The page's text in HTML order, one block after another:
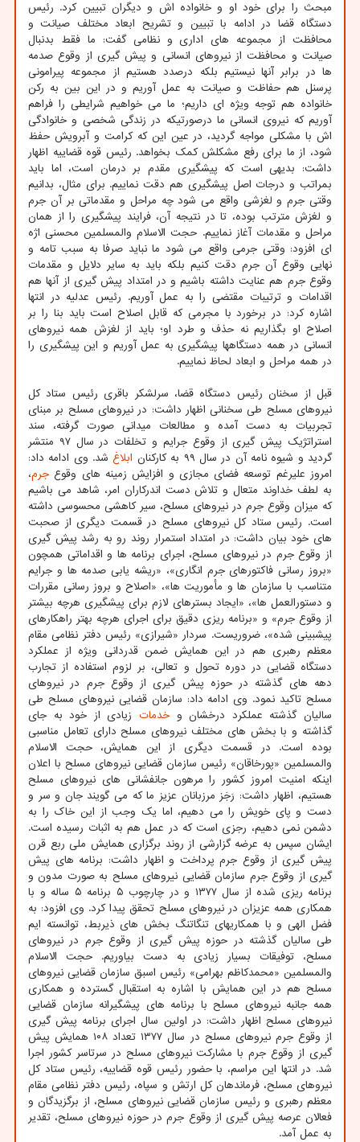
مبحث را برای خود او و خانواده اش و دیگران تبیین کرد. رئیس
دستگاه قضا در ادامه با تبیین و تشریح ابعاد مختلف صیانت و
محافظت از مجموعه های اداری و نظامی گفت: ما فقط بدنبال
صیانت و محافظت از نیروهای انسانی و پیش گیری از وقوع صدمه
ها در برابر آنها نیستیم بلکه درصدد هستیم از مجموعه پیرامونی
پرسنل هم حفاظت و صیانت به عمل آوریم و در این بین به رکن
خانواده هم توجه ویژه ای داریم؛ ما می خواهیم شرایطی را فراهم
آوریم که نیروی انسانی ما درصورتیکه در زندگی شخصی و خانوادگی
اش با مشکلی مواجه گردید، در عین این که کرامت و آبرویش حفظ
شود، از ما برای رفع مشکلش کمک بخواهد. رئیس قوه قضاییه اظهار
داشت: بدیهی است که پیشگیری مقدم بر درمان است، اما باید
بمراتب و درجات اصل پیشگیری هم دقت نماییم. برای مثال، بدانیم
وقتی جرم و لغزشی واقع می شود چه مراحل و مقدماتی بر آن جرم
و لغزش مترتب بوده، تا در نتیجه آن، فرایند پیشگیری را از همان
مراحل و مقدمات آغاز نماییم. حجت الاسلام والمسلمین محسنی اژه
ای افزود: وقتی جرمی واقع می شود ما نباید صرفا به سبب تامه و
نهایی وقوع آن جرم دقت کنیم بلکه باید به سایر دلایل و مقدمات
وقوع جرم هم عنایت داشته باشیم و در امتداد پیش گیری از آنها هم
اقدامات و ترتیبات مقتضی را به عمل آوریم. رئیس عدلیه در انتها
اشاره کرد: در برخورد با مجرمی که قابل اصلاح است باید بنا را بر
اصلاح او بگذاریم نه حذف و طرد او؛ باید از لغزش همه نیروهای
انسانی در همه دستگاهها پیشگیری به عمل آوریم و این پیشگیری را
در همه مراحل و ابعاد لحاظ نماییم.
قبل از سخنان رئیس دستگاه قضا، سرلشکر باقری رئیس ستاد کل
نیروهای مسلح طی سخنانی اظهار داشت: در نیروهای مسلح بر مبنای
تجربیات به دست آمده و مطالعات میدانی صورت گرفته، سند
استراتژیک پیش گیری از وقوع جرایم و تخلفات در سال ۹۷ منتشر
گردید و شیوه نامه آن در سال ۹۹ به کارکنان
ابلاغشد. وی ادامه داد:
امروز علیرغم توسعه فضای مجازی و افزایش زمینه های وقوع جرم،
به لطف خداوند متعال و تلاش دست اندرکاران امر، شاهد می باشیم
که میزان وقوع جرم در نیروهای مسلح، سیر کاهشی محسوسی داشته
است. رئیس ستاد کل نیروهای مسلح در قسمت دیگری از صحبت
های خود بیان داشت: در امتداد استمرار روند رو به رشد پیش گیری
از وقوع جرم در نیروهای مسلح، اجرای برنامه ها و اقداماتی همچون
«بروز رسانی فاکتورهای جرم انگاری»، «ریشه یابی صدمه ها و جرایم
متناسب با سازمان ها و مأموریت ها»، «اصلاح و بروز رسانی مقررات
و دستورالعمل ها»، «ایجاد بسترهای لازم برای پیشگیری هرچه بیشتر
از وقوع جرم» و «برنامه ریزی دقیق برای اجرای هرچه بهتر راهکارهای
پیشبینی شده»، ضروریست. سردار «شیرازی» رئیس دفتر نظامی مقام
معظم رهبری هم در این همایش ضمن قدردانی ویژه از عملکرد
دستگاه قضایی در دوره تحول و تعالی، بر لزوم استفاده از تجارب
دهه های گذشته در حوزه پیش گیری از وقوع جرم در نیروهای
مسلح تاکید نمود. وی ادامه داد: سازمان قضایی نیروهای مسلح طی
سالیان گذشته عملکرد درخشان و خدمات زیادی از خود به جای
گذاشته و با بخش های مختلف نیروهای مسلح دارای تعامل مناسبی
بوده است. در قسمت دیگری از این همایش، حجت الاسلام
والمسلمین «پورخاقان» رئیس سازمان قضایی نیروهای مسلح با اعلان
اینکه امنیت امروز کشور را مرهون جانفشانی های نیروهای مسلح
هستیم، اظهار داشت: رَجَز مرزبانان عزیز ما که می گویند جان و سر و
دست و پای خویش را می دهیم، اما یک وجب از این خاک را به
دشمن نمی دهیم، رجزی است که در عمل هم به اثبات رسیده است.
ایشان سپس به عرضه گزارشی از روند برگزاری همایش ملی ربع قرن
پیش گیری از وقوع جرم پرداخت و اظهار داشت: برنامه های پیش
گیری از وقوع جرم سازمان قضایی نیروهای مسلح به صورت مدون و
برنامه ریزی شده از سال ۱۳۷۷ و در چارچوب ۵ برنامه ۵ ساله و با
همکاری همه عزیزان در نیروهای مسلح تحقق پیدا کرد. وی افزود: به
فضل الهی و با همکاریهای تنگاتنگ بخش های ذیربط، توانسته ایم
طی سالیان گذشته در حوزه پیش گیری از وقوع جرم در نیروهای
مسلح، توفیقات بسیار زیادی به دست بیاوریم. حجت الاسلام
والمسلمین «محمدکاظم بهرامی» رئیس اسبق سازمان قضایی نیروهای
مسلح هم در این همایش با اشاره به استقبال گسترده و همکاری
همه جانبه نیروهای مسلح با برنامه های پیشگیرانه سازمان قضایی
نیروهای مسلح اظهار داشت: در اولین سال اجرای برنامه پیش گیری
از وقوع جرم نیروهای مسلح در سال ۱۳۷۷ تعداد ۱۰۸ همایش پیش
گیری از وقوع جرم با مشارکت نیروهای مسلح در سرتاسر کشور اجرا
شد. در انتها این مراسم، با حضور رئیس قوه قضاییه، رئیس ستاد کل
نیروهای مسلح، فرماندهان کل ارتش و سپاه، رئیس دفتر نظامی مقام
معظم رهبری و رئیس سازمان قضایی نیروهای مسلح، از برگزیدگان و
فعالان عرصه پیش گیری از وقوع جرم در حوزه نیروهای مسلح، تقدیر
به عمل آمد.